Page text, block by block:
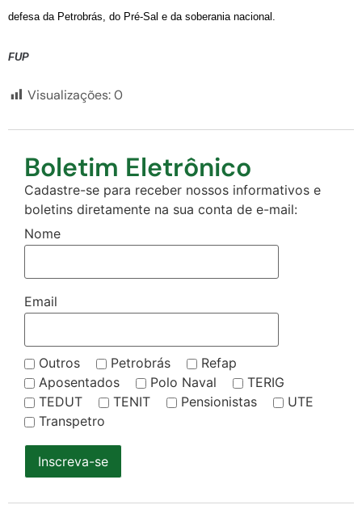
defesa da Petrobrás, do Pré-Sal e da soberania nacional.
FUP
Visualizações:0
Boletim Eletrônico
Cadastre-se para receber nossos informativos e
boletins diretamente na sua conta de e-mail:
Nome
Email
Outros Petrobrás
Refap
Aposentados
Polo Naval
TERIG
TEDUT
TENIT Pensionistas
UTE
Transpetro
Inscreva-se